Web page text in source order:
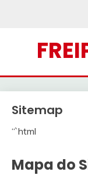
Sitemap
“`html
Mapa do